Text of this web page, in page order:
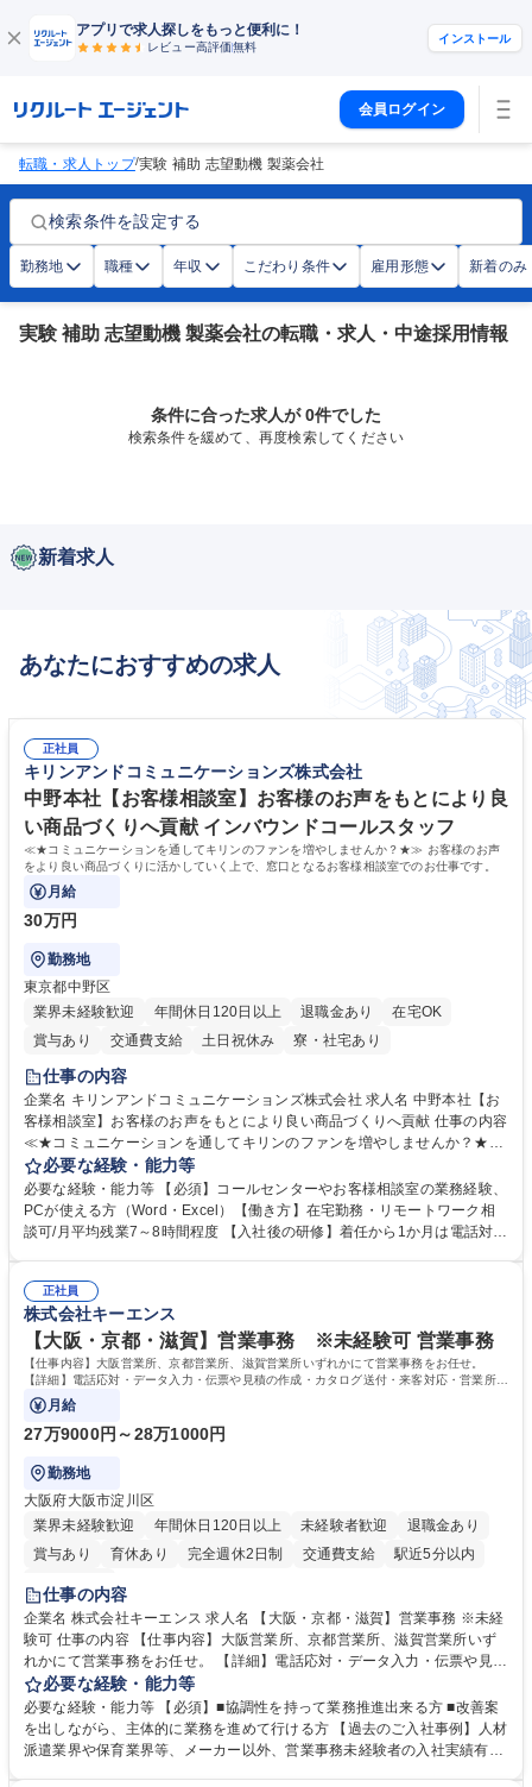
アプリで求人探しをもっと便利に！
レビュー高評価無料
インストール
会員ログイン
転職・求人トップ/実験 補助 志望動機 製薬会社
検索条件を設定する
勤務地 職種 年収 こだわり条件 雇用形態 新着のみ
実験 補助 志望動機 製薬会社の転職・求人・中途採用情報
条件に合った求人が 0件でした
検索条件を緩めて、再度検索してください
新着求人
あなたにおすすめの求人
正社員
キリンアンドコミュニケーションズ株式会社
中野本社【お客様相談室】お客様のお声をもとにより良
い商品づくりへ貢献 インバウンドコールスタッフ
≪★コミュニケーションを通してキリンのファンを増やしませんか？★≫ お客様のお声
をより良い商品づくりに活かしていく上で、窓口となるお客様相談室でのお仕事です。
月給
30万円
勤務地
東京都中野区
業界未経験歓迎
年間休日120日以上 退職金あり
在宅OK
賞与あり
交通費支給 土日祝休み 寮・社宅あり
仕事の内容
企業名 キリンアンドコミュニケーションズ株式会社 求人名 中野本社【お
客様相談室】お客様のお声をもとにより良い商品づくりへ貢献 仕事の内容
≪★コミュニケーションを通してキリンのファンを増やしませんか？★≫
お客様のお声をより良い商品づくりに活かしていく上で、窓口となるお客
様相談室でのお仕事です。 日々お客様からいただくキリングループへのご
意見を、企業活動に活かしています。お客様からの声に迅速かつ誠意をも
って対応、情報提供するとともにグループ内活動に反映しています。 【具
平均100件前後■メール・手紙：同上40件前後 募集職種 中野本社【お客様
相談室】お客様のお声をもとにより良い商品づくりへ貢献
必要な経験・能力等
必要な経験・能力等 【必須】コールセンターやお客様相談室の業務経験、
PCが使える方（Word・Excel）【働き方】在宅勤務・リモートワーク相
談可/月平均残業7～8時間程度 【入社後の研修】着任から1か月は電話対応
すのでご安心ください。 【当社について】キリングループの広報機能を担
う会社として、お客様との出会いを大切にし、磨き上げたホスピタリティ
を込めてコミュニケーションをとりながら広報関連業務を行っておりま
す。 学歴・資格 学歴：大学院 大学 高専 短大 専修学校 高校 語学力： 資
格：
正社員
株式会社キーエンス
【大阪・京都・滋賀】営業事務 ※未経験可 営業事務
【仕事内容】大阪営業所、京都営業所、滋賀営業所いずれかにて営業事務をお任せ。
【詳細】電話応対・データ入力・伝票や見積の作成・カタログ送付・来客対応・営業所内
で発生する事務業務や業務改善をお任せ。
月給
27万9000円～28万1000円
勤務地
大阪府大阪市淀川区
業界未経験歓迎
年間休日120日以上 未経験者歓迎
退職金あり
賞与あり
育休あり 完全週休2日制 交通費支給
駅近5分以内
土日祝休み
仕事の内容
企業名 株式会社キーエンス 求人名 【大阪・京都・滋賀】営業事務 ※未経
験可 仕事の内容 【仕事内容】大阪営業所、京都営業所、滋賀営業所いず
れかにて営業事務をお任せ。 【詳細】電話応対・データ入力・伝票や見積
の作成・カタログ送付・来客対応・営業所内で発生する事務業務や業務改
善をお任せ。 【教育制度】ご入社後、育成担当とペアになりながらOJTに
て業務を覚えていただくことが可能です。業務システムがきちんと構築さ
れているため、スムーズに仕事に慣れることができる環境です。また、
必要な経験・能力等
必要な経験・能力等 【必須】■協調性を持って業務推進出来る方 ■改善案
を出しながら、主体的に業務を進めて行ける方 【過去のご入社事例】人材
派遣業界や保育業界等、メーカー以外、営業事務未経験者の入社実績有